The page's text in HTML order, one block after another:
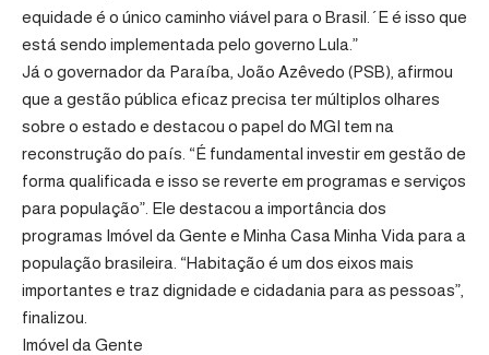
equidade é o único caminho viável para o Brasil.´E é isso que
está sendo implementada pelo governo Lula.”
Já o governador da Paraíba, João Azêvedo (PSB), afirmou
que a gestão pública eficaz precisa ter múltiplos olhares
sobre o estado e destacou o papel do MGI tem na
reconstrução do país. “É fundamental investir em gestão de
forma qualificada e isso se reverte em programas e serviços
para população”. Ele destacou a importância dos
programas Imóvel da Gente e Minha Casa Minha Vida para a
população brasileira. “Habitação é um dos eixos mais
importantes e traz dignidade e cidadania para as pessoas”,
finalizou.
Imóvel da Gente